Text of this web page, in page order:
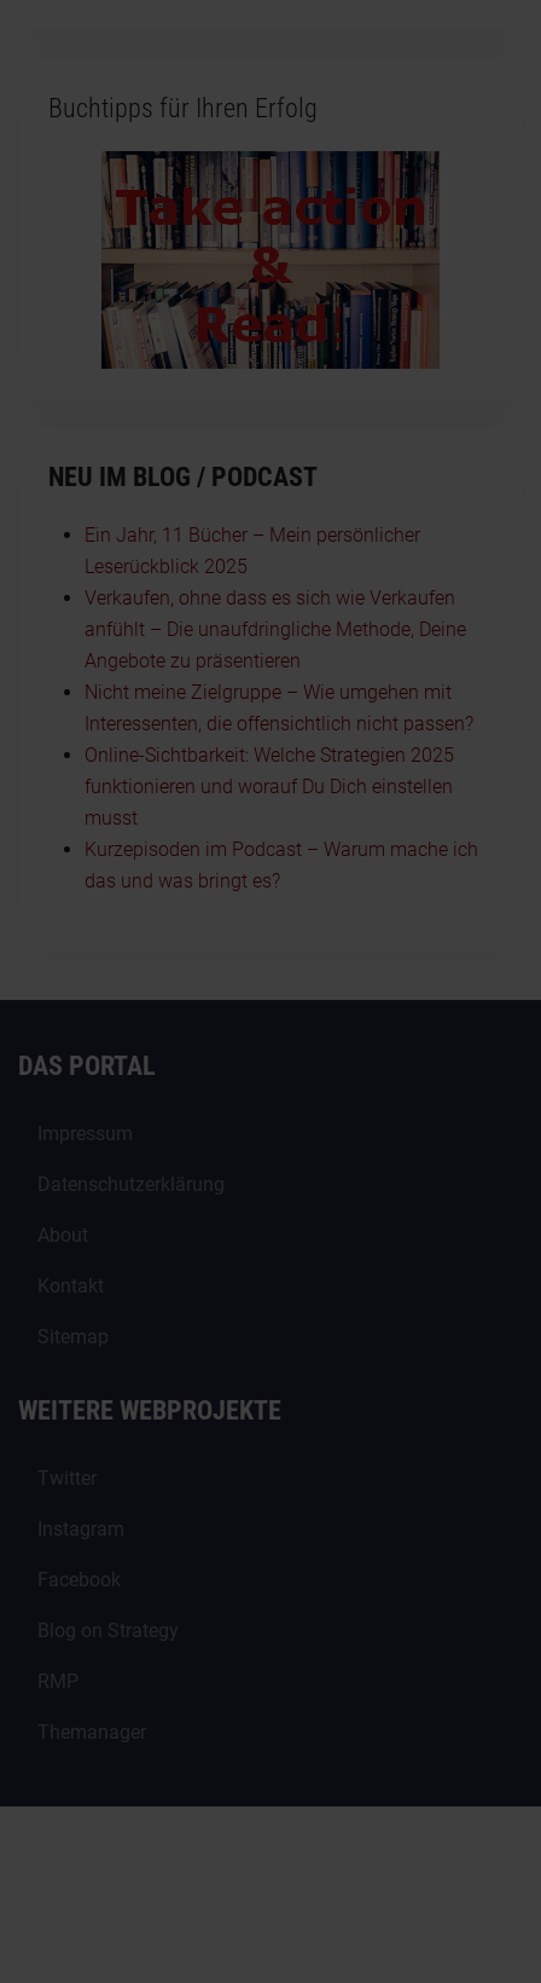
Buchtipps für Ihren Erfolg
NEU IM BLOG / PODCAST
Ein Jahr, 11 Bücher – Mein persönlicher
Leserückblick 2025
Verkaufen, ohne dass es sich wie Verkaufen
anfühlt – Die unaufdringliche Methode, Deine
Angebote zu präsentieren
Nicht meine Zielgruppe – Wie umgehen mit
Interessenten, die offensichtlich nicht passen?
Online-Sichtbarkeit: Welche Strategien 2025
funktionieren und worauf Du Dich einstellen
musst
Kurzepisoden im Podcast – Warum mache ich
das und was bringt es?
DAS PORTAL
Impressum
Datenschutzerklärung
About
Kontakt
Sitemap
WEITERE WEBPROJEKTE
Twitter
Instagram
Facebook
Blog on Strategy
RMP
Themanager